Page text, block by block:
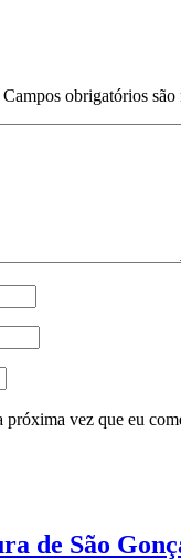
Campos obrigatórios são
próxima vez que eu
de São